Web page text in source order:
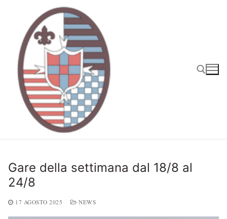
contenuto
Gare della settimana dal 18/8 al
24/8
17 AGOSTO 2025 NEWS